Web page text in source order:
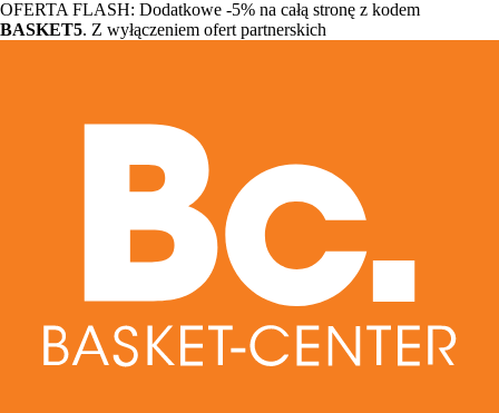
OFERTA FLASH: Dodatkowe -5% na całą stronę z kodem
BASKET5. Z wyłączeniem ofert partnerskich